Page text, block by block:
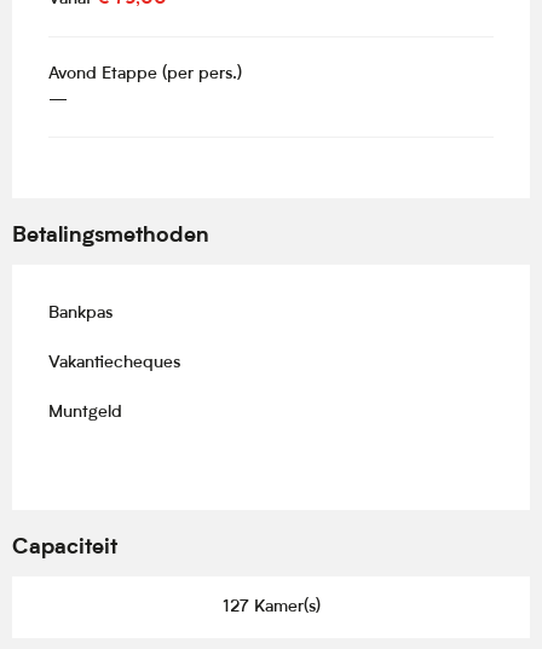
Avond Etappe (per pers.)
—
Betalingsmethoden
Bankpas
Vakantiecheques
Muntgeld
Capaciteit
127 Kamer(s)